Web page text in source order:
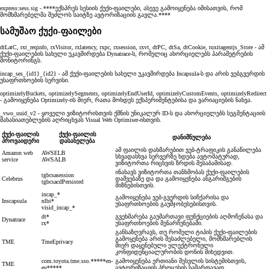
express:sess.sig - ****ექსპრეს სესიის ქუქი-ფაილები, ასევე გამოიყენება იმისათვის, რომ
მომხმარებელმა შეძლოს საიტზე ავტორიზაციის გავლა.****
სამუშაო ქუქი-ფაილები
dtLatC, rxt_reqinfo, rxVisitor, rxlatency, rxpc, rxsession, rxvt, dtPC, dtSa, dtCookie, ruxitagentjs_Store - ამ
ქუქი-ფაილების სახელი უკავშირდება Dynatrace-ს, რომელიც ახორციელებს პარამეტრების
მონიტორინგს.
incap_ses_{id1}_{id2} - ამ ქუქი-ფაილების სახელი უკავშირდება Incapsula-ს და არის ვებგვერდის
უსაფრთხოების სერვისი.
optimizelyBuckets, optimizelySegments, optimizelyEndUserId, optimizelyCustomEvents, optimizelyRedirect
- გამოიყენება Optimizely-ის მიერ, რათა მოხდეს ექსპერიმენტებისა და ვარიაციების ნახვა.
_vwo_uuid_v2 - ყოველი ვიზიტორისთვის ქმნის უნიკალურ ID-ს და ახორციელებს სეგმენტაციის
მახასიათებლების აღრიცხვას Visual Web Optimiser-ისთვის.
ქუქი-ფაილის
პროვაიდერი
ქუქი-ფაილის
დასახელება
დანიშნულება
Amazon web
service
AWSELB
AWSALB
ამ ფაილის დახმარებით ვებ-ტრაფიკის განაწილება
სხვადასხვა სერვერზე ხდება ავტომატურად,
ვიზიტორთა რიცხვის ზრდის შესაბამისად.
Celebrus
tgbcsasession
tgbcsacdPersisted
ინახავს ვიზიტორთა თანხმობას ქუქი-ფაილების
დაშვებაზე და და გამოიყენება ანგარიშგების
მიზნებისთვის.
Inscapsula
incap_*
nlbi*
visid_incap_*
გამოიყენება ვებ-გვერდის სიჩქარისა და
უსაფრთხოების გაუმჯობესებისთვის.
Dynatrace
dt*
rx*
გვეხმარება გაუმართავი ფუნქციების აღმოჩენასა და
უსაფრთხოების შენარჩუნებაში.
TME TmeEprivacy
განსაზღვრავს, თუ რომელი ტიპის ქუქი-ფაილების
გამოყენება არის შესაძლებელი, მომხმარებლის
მიერ დაყენებული ელექტრონული
კონფიდენციალურობის დონის მიხედვით.
TME
com.toyota.tme.sso.*****en-
eu*****
გამოიყენება ერთიანი შესვლის სისტემისთვის,
ავტორიზაციის პროცესის სამართავად.